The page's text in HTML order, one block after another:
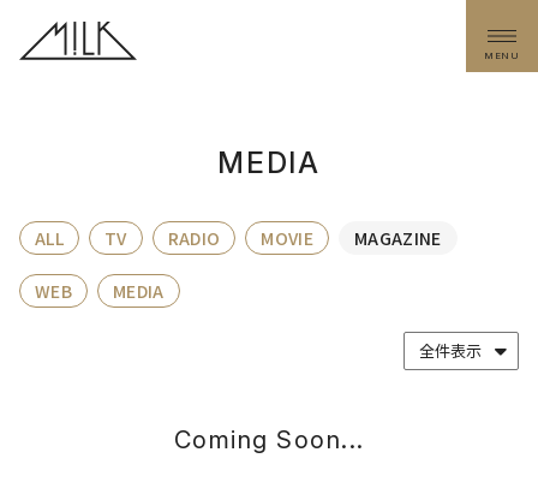
MENU
MEDIA
ALL TV RADIO MOVIE MAGAZINE
WEB MEDIA
Coming Soon...